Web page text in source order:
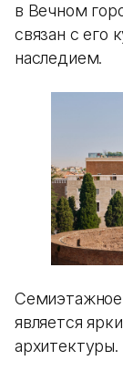
в Вечном
связан с его
наследием.
является
архитектуры.